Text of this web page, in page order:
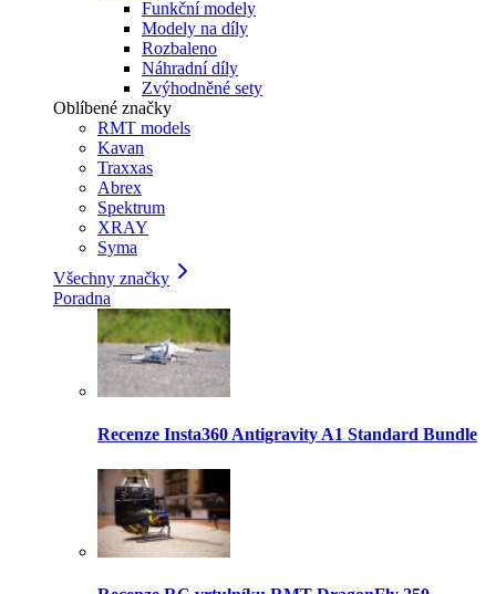
Funkční modely
Modely na díly
Rozbaleno
Náhradní díly
Zvýhodněné sety
Oblíbené značky
RMT models
Kavan
Traxxas
Abrex
Spektrum
XRAY
Syma
Všechny značky
Poradna
Recenze Insta360 Antigravity A1 Standard Bundle